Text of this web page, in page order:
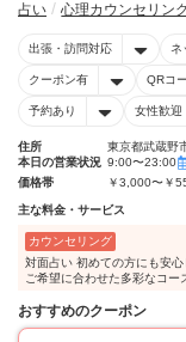
占い 心理カウンセリン
出張・訪問対応 ネ
クーポン有 QRコ
予約あり 女性歓迎
住所
東京都武蔵野
本日の営業状況 9:00〜23:00
価格帯
￥3,000〜￥
主な料金・サービス
カウンセリング
対面占い 初めての方にも安
ご希望に合わせた多彩なコー
おすすめのクーポン